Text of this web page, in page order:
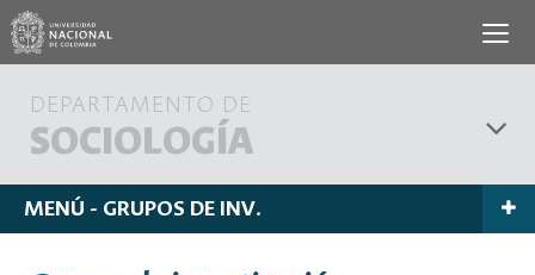
DEPARTAMENTO DE
SOCIOLOGÍA
MENÚ - GRUPOS DE INV.